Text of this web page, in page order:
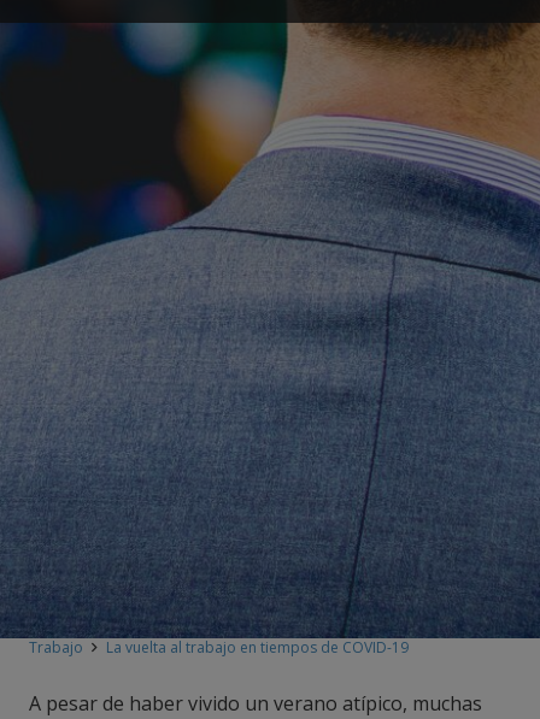
Trabajo La vuelta al trabajo en tiempos de COVID-19
A pesar de haber vivido un verano atípico, muchas